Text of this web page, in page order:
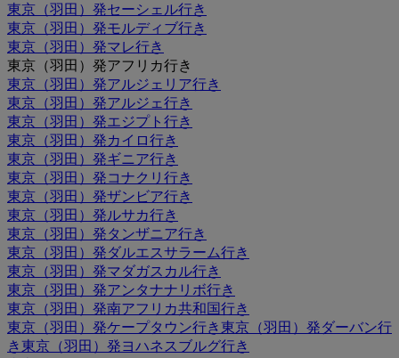
東京（羽田）発セーシェル行き
東京（羽田）発モルディブ行き
東京（羽田）発マレ行き
東京（羽田）発アフリカ行き
東京（羽田）発アルジェリア行き
東京（羽田）発アルジェ行き
東京（羽田）発エジプト行き
東京（羽田）発カイロ行き
東京（羽田）発ギニア行き
東京（羽田）発コナクリ行き
東京（羽田）発ザンビア行き
東京（羽田）発ルサカ行き
東京（羽田）発タンザニア行き
東京（羽田）発ダルエスサラーム行き
東京（羽田）発マダガスカル行き
東京（羽田）発アンタナナリボ行き
東京（羽田）発南アフリカ共和国行き
東京（羽田）発ケープタウン行き東京（羽田）発ダーバン行
き東京（羽田）発ヨハネスブルグ行き